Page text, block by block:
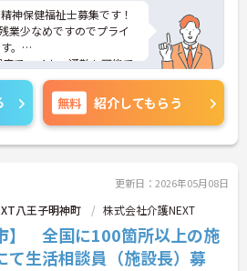
神保健福祉士募集です！
業少なめですのでプライ
。
でマイカー通勤も可能で
お問い合わせ下さい。
無料 紹介してもらう
更新日：2026年05月08日
八王子明神町 株式会社介護NEXT
】 全国に100箇所以上の施
て生活相談員（施設長）募